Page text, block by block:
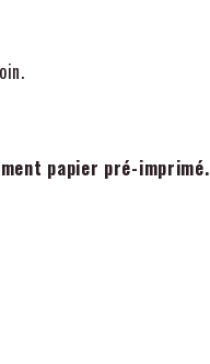
papier pré-imprimé.